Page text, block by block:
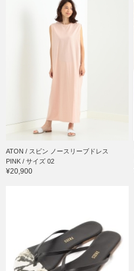
ATON / スビン ノースリーブドレス
PINK / サイズ 02
¥20,900